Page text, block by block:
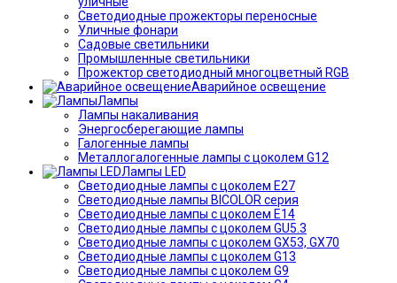
Светодиодные прожекторы переносные
Уличные фонари
Садовые светильники
Промышленные светильники
Прожектор светодиодный многоцветный RGB
Аварийное освещение
Лампы
Лампы накаливания
Энергосберегающие лампы
Галогенные лампы
Металлогалогенные лампы с цоколем G12
Лампы LED
Светодиодные лампы с цоколем E27
Светодиодные лампы BICOLOR серия
Светодиодные лампы с цоколем E14
Светодиодные лампы с цоколем GU5.3
Светодиодные лампы с цоколем GX53, GX70
Светодиодные лампы с цоколем G13
Светодиодные лампы с цоколем G9